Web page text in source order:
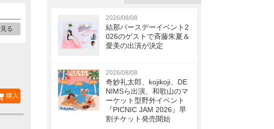
る
購入
2026/08/08
結那バースデーイベント2
026のゲストで斉藤朱夏＆
愛美の出演が決定
2026/08/08
奇妙礼太郎、kojikoji、DE
NIMSら出演、和歌山のマ
ーケット型野外イベント
『PICNIC JAM 2026』早
割チケット発売開始